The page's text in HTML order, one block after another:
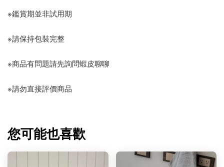
※鑑賞期並非試用期
※請保持包裝完整
※商品有問題請先詢問蝦皮聊聊
※請勿直接評價商品
您可能也喜歡